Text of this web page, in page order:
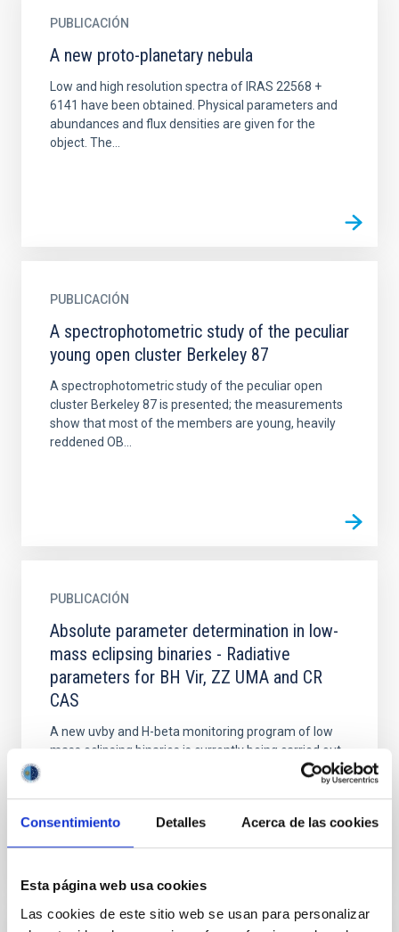
Consentimiento Detalles Acerca de las cookies
Esta página web usa cookies
Las cookies de este sitio web se usan para personalizar
PUBLICACIÓN
A new proto-planetary nebula
Low and high resolution spectra of IRAS 22568 +
6141 have been obtained. Physical parameters and
abundances and flux densities are given for the
object. The...
PUBLICACIÓN
A spectrophotometric study of the peculiar
young open cluster Berkeley 87
A spectrophotometric study of the peculiar open
cluster Berkeley 87 is presented; the measurements
show that most of the members are young, heavily
reddened OB...
PUBLICACIÓN
Absolute parameter determination in low-
mass eclipsing binaries - Radiative
parameters for BH Vir, ZZ UMA and CR
CAS
A new uvby and H-beta monitoring program of low
mass eclipsing binaries is currently being carried out
in the framework of a 5-yr observational program